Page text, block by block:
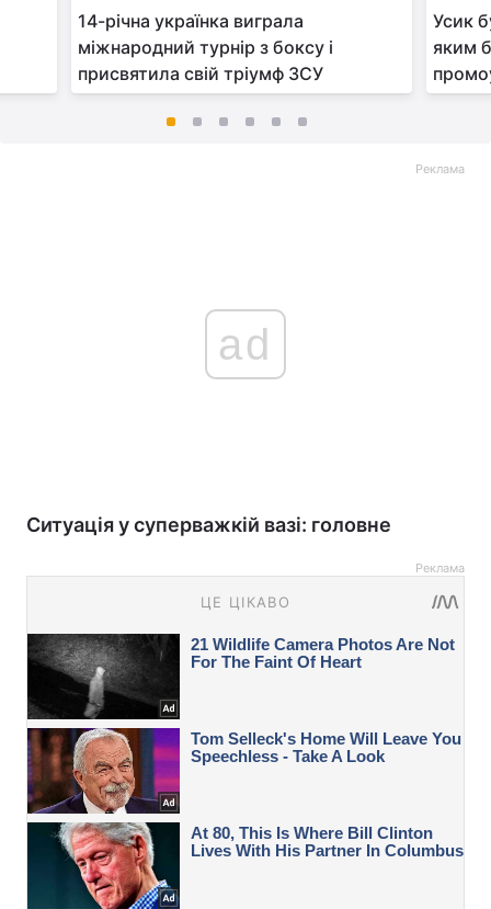
14-річна українка виграла
міжнародний турнір з боксу і
присвятила свій тріумф ЗСУ
Усик
яким
Реклама
ad
Ситуація у суперважкій вазі: головне
Реклама